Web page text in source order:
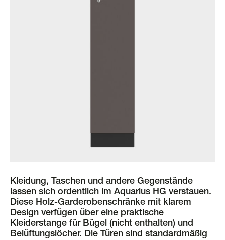
Kleidung, Taschen und andere Gegenstände
lassen sich ordentlich im Aquarius HG verstauen.
Diese Holz-Garderobenschränke mit klarem
Design verfügen über eine praktische
Kleiderstange für Bügel (nicht enthalten) und
Belüftungslöcher. Die Türen sind standardmäßig